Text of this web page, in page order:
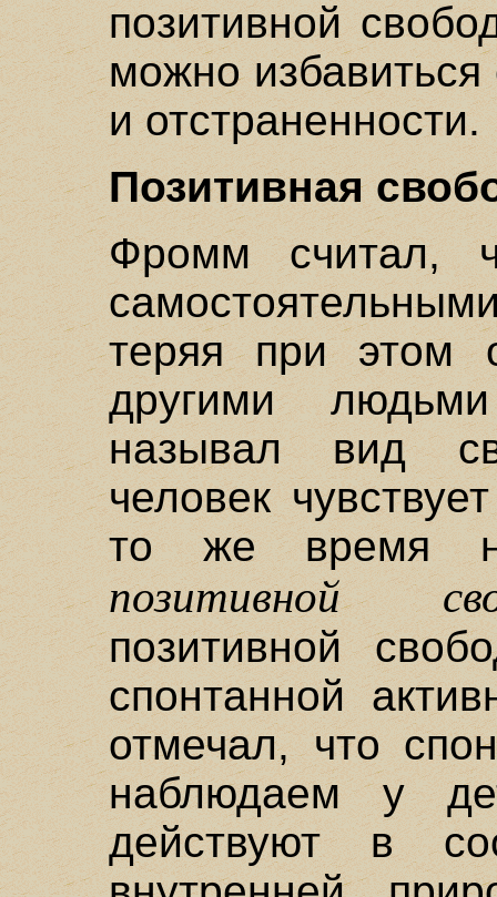
позитивной
можно избавиться
и отстраненности.
Позитивная
Фромм считал,
теряя при этом
другими
называл вид
человек
то же время
позитивной
позитивной
спонтанной
отмечал, что
наблюдаем у
действуют в